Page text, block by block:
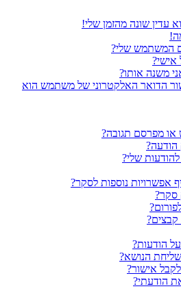
עדין שונה מהזמן שלי!
המשתמש שלי?
אישי?
משנה אותו?
הדואר האלקטרוני של משתמש הוא
או מפרסם תגובה?
הודעה?
שלי?
אפשרויות נוספות לסקר?
סקר?
קבצים?
על הודעות?
הנושא?
אישור?
הודעתי?